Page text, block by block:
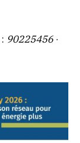
90225456·